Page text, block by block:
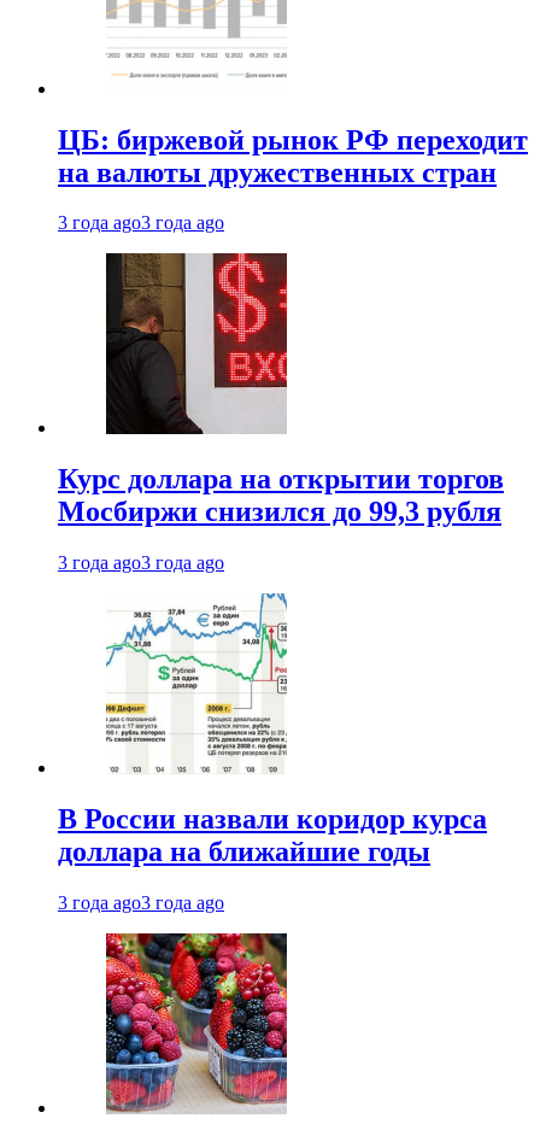
ЦБ: биржевой рынок РФ переходит
на валюты дружественных стран
3 года ago3 года ago
Курс доллара на открытии торгов
Мосбиржи снизился до 99,3 рубля
3 года ago3 года ago
В России назвали коридор курса
доллара на ближайшие годы
3 года ago3 года ago